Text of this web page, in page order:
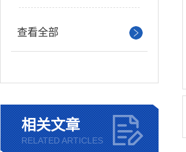
查看全部
相关文章
RELATED ARTICLES